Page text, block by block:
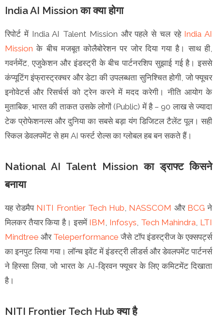
India AI Mission का क्या होगा
रिपोर्ट में India AI Talent Mission और पहले से चल रहे India AI
Mission के बीच मजबूत कोलैबोरेशन पर जोर दिया गया है। साथ ही,
गवर्नमेंट, एजुकेशन और इंडस्ट्री के बीच पार्टनरशिप सुझाई गई है। इससे
कंप्यूटिंग इंफ्रास्ट्रक्चर और डेटा की उपलब्धता सुनिश्चित होगी, जो फ्यूचर
इनोवेटर्स और रिसर्चर्स को ट्रेन करने में मदद करेगी। नीति आयोग के
मुताबिक, भारत की ताकत उसके लोगों (Public) में है – 90 लाख से ज्यादा
टेक प्रोफेशनल्स और दुनिया का सबसे बड़ा यंग डिजिटल टैलेंट पूल। सही
स्किल डेवलपमेंट से हम AI फर्स्ट रोल्स का ग्लोबल हब बन सकते हैं।
National AI Talent Mission का ड्राफ्ट किसने
बनाया
यह रोडमैप NITI Frontier Tech Hub NASSCOM और BCG ने
मिलकर तैयार किया है। इसमें IBM Infosys Tech Mahindra LTI
Mindtree और Teleperformance जैसे टॉप इंडस्ट्रीज के एक्सपर्ट्स
का इनपुट लिया गया। लॉन्च इवेंट में इंडस्ट्री लीडर्स और डेवलपमेंट पार्टनर्स
ने हिस्सा लिया, जो भारत के AI-ड्रिवन फ्यूचर के लिए कमिटमेंट दिखाता
है।
NITI Frontier Tech Hub क्या है